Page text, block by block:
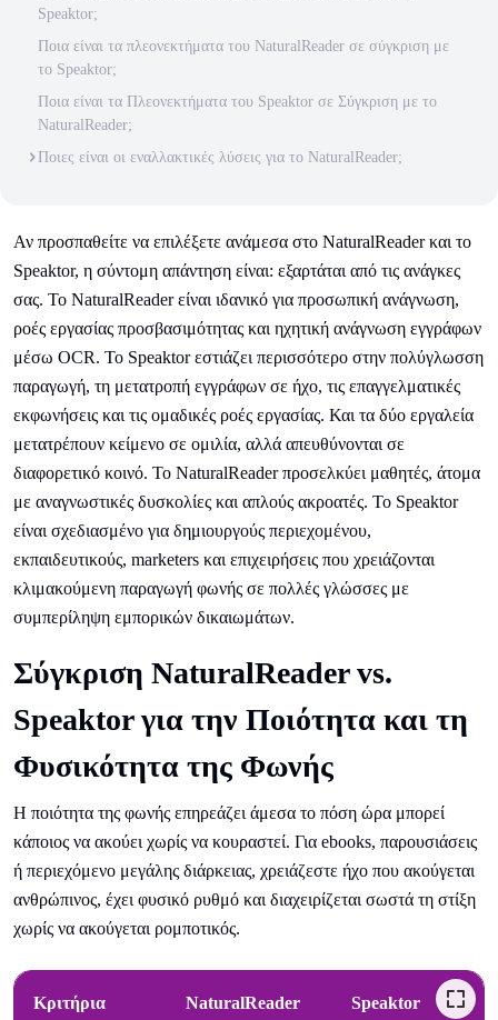
Speaktor;
Ποια είναι τα πλεονεκτήματα του NaturalReader σε σύγκριση με
το Speaktor;
Ποια είναι τα Πλεονεκτήματα του Speaktor σε Σύγκριση με το
NaturalReader;
Ποιες είναι οι εναλλακτικές λύσεις για το NaturalReader;
Αν προσπαθείτε να επιλέξετε ανάμεσα στο NaturalReader και το
Speaktor, η σύντομη απάντηση είναι: εξαρτάται από τις ανάγκες
σας. Το NaturalReader είναι ιδανικό για προσωπική ανάγνωση,
ροές εργασίας προσβασιμότητας και ηχητική ανάγνωση εγγράφων
μέσω OCR. Το Speaktor εστιάζει περισσότερο στην πολύγλωσση
παραγωγή, τη μετατροπή εγγράφων σε ήχο, τις επαγγελματικές
εκφωνήσεις και τις ομαδικές ροές εργασίας. Και τα δύο εργαλεία
μετατρέπουν κείμενο σε ομιλία, αλλά απευθύνονται σε
διαφορετικό κοινό. Το NaturalReader προσελκύει μαθητές, άτομα
με αναγνωστικές δυσκολίες και απλούς ακροατές. Το Speaktor
είναι σχεδιασμένο για δημιουργούς περιεχομένου,
εκπαιδευτικούς, marketers και επιχειρήσεις που χρειάζονται
κλιμακούμενη παραγωγή φωνής σε πολλές γλώσσες με
συμπερίληψη εμπορικών δικαιωμάτων.
Σύγκριση NaturalReader vs.
Speaktor για την Ποιότητα και τη
Φυσικότητα της Φωνής
Η ποιότητα της φωνής επηρεάζει άμεσα το πόση ώρα μπορεί
κάποιος να ακούει χωρίς να κουραστεί. Για ebooks, παρουσιάσεις
ή περιεχόμενο μεγάλης διάρκειας, χρειάζεστε ήχο που ακούγεται
ανθρώπινος, έχει φυσικό ρυθμό και διαχειρίζεται σωστά τη στίξη
χωρίς να ακούγεται ρομποτικός.
Κριτήρια NaturalReader Speaktor